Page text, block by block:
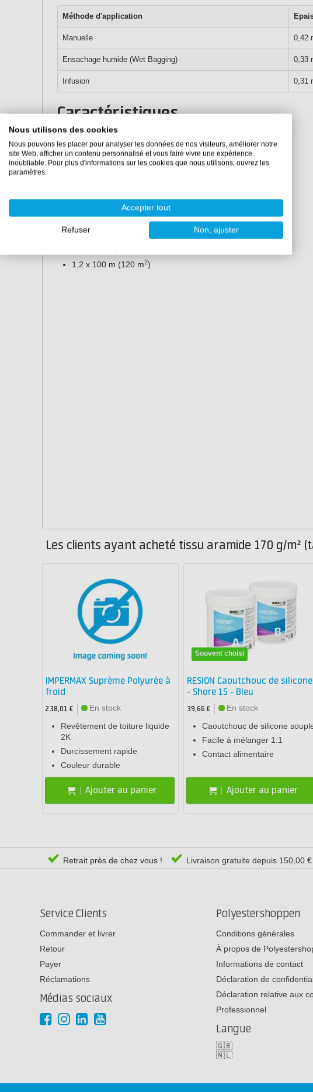
Méthode d'application
Manuelle 0,42
Ensachage humide (Wet Bagging) 0,33
Infusion 0,31
Caractéristiques
Poids : 170 g/m
Largeur du rouleau :120 cm
Conditionnements :
1,2 x 3 m (3,6 m2)
1,2 x 100 m (120 m2)
Les clients ayant acheté tissu aramide 170 g/m²
IMPERMAX Suprème Polyurée à
froid
238,01 €
En stock
Revêtement de toiture liquide
2K
Durcissement rapide
Couleur durable
Ajouter au panier
Souvent choisi
RESION Caoutchouc de silicone
- Shore 15 - Bleu
39,66 €
En stock
Caoutchouc de silicone
Facile à mélanger 1:1
Contact alimentaire
Ajouter au panier
Retrait près de chez vous ! Livraison gratuite depuis 150,00 €
Service Clients
Commander et livrer
Retour
Payer
Réclamations
Médias sociaux
Polyestershoppen
Conditions générales
À propos de
Informations de contact
Déclaration de
Déclaration relative aux
Professionnel
Langue
🇬🇧
🇳🇱
Nous utilisons des cookies
Nous pouvons les placer pour analyser les données de nos visiteurs, améliorer notre
site Web, afficher un contenu personnalisé et vous faire vivre une expérience
inoubliable. Pour plus d'informations sur les cookies que nous utilisons, ouvrez les
paramètres.
Accepter tout
Refuser Non, ajuster